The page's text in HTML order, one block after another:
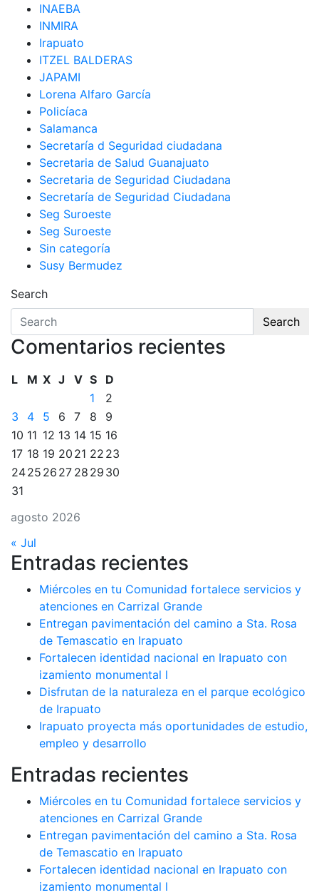
INAEBA
INMIRA
Irapuato
ITZEL BALDERAS
JAPAMI
Lorena Alfaro García
Policíaca
Salamanca
Secretaría d Seguridad ciudadana
Secretaria de Salud Guanajuato
Secretaria de Seguridad Ciudadana
Secretaría de Seguridad Ciudadana
Seg Suroeste
Seg Suroeste
Sin categoría
Susy Bermudez
Search
Search
Comentarios recientes
agosto 2026
L M X J V S
D
1
2
3
4 5 6 7 8
9
10 11 12 13 14 15 16
17 18 19 20 21 22 23
2425 26 27 28 29 30
31
« Jul
Entradas recientes
Miércoles en tu Comunidad fortalece servicios y
atenciones en Carrizal Grande
Entregan pavimentación del camino a Sta. Rosa
de Temascatio en Irapuato
Fortalecen identidad nacional en Irapuato con
izamiento monumental l
Disfrutan de la naturaleza en el parque ecológico
de Irapuato
Irapuato proyecta más oportunidades de estudio,
empleo y desarrollo
Entradas recientes
Miércoles en tu Comunidad fortalece servicios y
atenciones en Carrizal Grande
Entregan pavimentación del camino a Sta. Rosa
de Temascatio en Irapuato
Fortalecen identidad nacional en Irapuato con
izamiento monumental l